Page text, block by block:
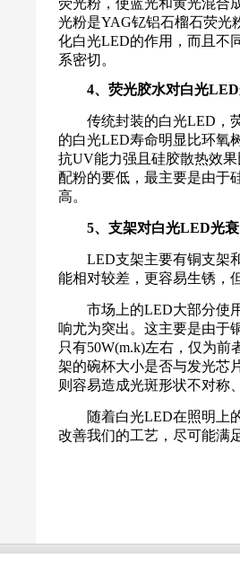
荧光粉，使蓝光和黄光混合
光粉是YAG钇铝石榴石荧光
化白光LED的作用，而且不
系密切。
4、荧光胶水对白光LED
传统封装的白光LED，荧
的白光LED寿命明显比环氧
抗UV能力强且硅胶散热效
配粉的要低，最主要是由于
高。
5、支架对白光LED光衰
LED支架主要有铜支架和
能相对较差，更容易生锈，
市场上的LED大部分使用
响尤为突出。这主要是由于
只有50W(m.k)左右，仅为
架的碗杯大小是否与发光芯
则容易造成光斑形状不对称
随着白光LED在照明上的
改善我们的工艺，尽可能满